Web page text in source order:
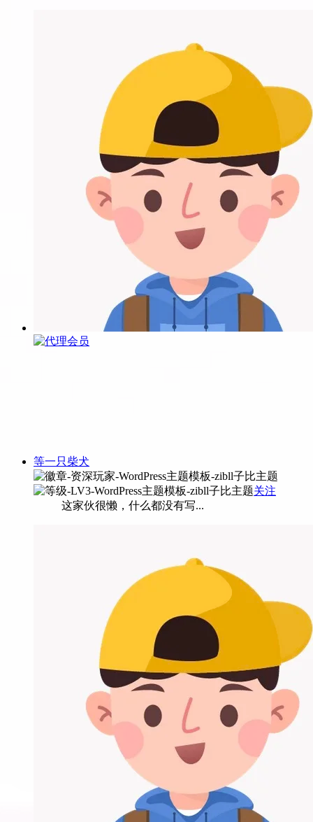
等一只柴犬
关注
这家伙很懒，什么都没有写...